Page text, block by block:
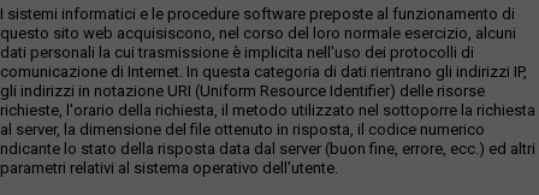
I sistemi informatici e le procedure software preposte al funzionamento di
questo sito web acquisiscono, nel corso del loro normale esercizio, alcuni
dati personali la cui trasmissione è implicita nell'uso dei protocolli di
comunicazione di Internet. In questa categoria di dati rientrano gli indirizzi IP,
gli indirizzi in notazione URI (Uniform Resource Identifier) delle risorse
richieste, l'orario della richiesta, il metodo utilizzato nel sottoporre la richiesta
al server, la dimensione del file ottenuto in risposta, il codice numerico
ndicante lo stato della risposta data dal server (buon fine, errore, ecc.) ed altri
parametri relativi al sistema operativo dell'utente.